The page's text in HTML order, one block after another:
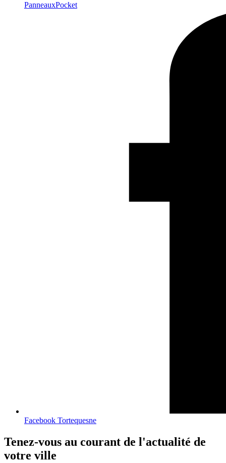
PanneauxPocket
Facebook Tortequesne
Tenez-vous au courant de l'actualité de
votre ville